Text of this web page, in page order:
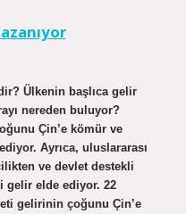
Ülkenin başlıca gelir
nereden buluyor?
Çin’e kömür ve
Ayrıca, uluslararası
ve devlet destekli
gelir elde ediyor. 22
gelirinin çoğunu Çin’e